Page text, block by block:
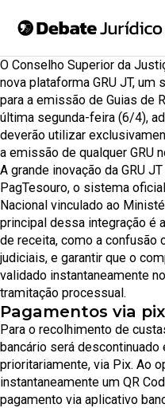
O Conselho Superior da
nova plataforma GRU JT, um
para a emissão de Guias de
última segunda-feira (6/4),
deverão utilizar
a emissão de qualquer GRU
A grande inovação da GRU
PagTesouro, o sistema
Nacional vinculado ao
principal dessa integração é
de receita, como a confusão
judiciais, e garantir que o
validado instantaneamente
tramitação processual.
Pagamentos via pix
Para o recolhimento de
bancário será
prioritariamente, via Pix. Ao
instantaneamente um QR
pagamento via aplicativo